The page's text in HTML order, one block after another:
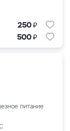
250₽
500₽
питание